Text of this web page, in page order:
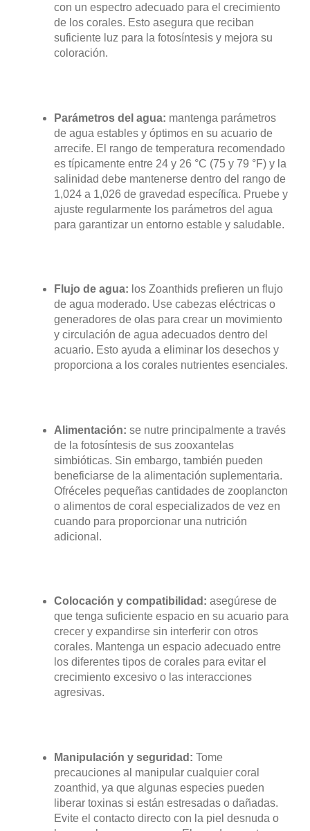
con un espectro adecuado para el crecimiento
de los corales. Esto asegura que reciban
suficiente luz para la fotosíntesis y mejora su
coloración.
Parámetros del agua: mantenga parámetros
de agua estables y óptimos en su acuario de
arrecife. El rango de temperatura recomendado
es típicamente entre 24 y 26 °C (75 y 79 °F) y la
salinidad debe mantenerse dentro del rango de
1,024 a 1,026 de gravedad específica. Pruebe y
ajuste regularmente los parámetros del agua
para garantizar un entorno estable y saludable.
Flujo de agua: los Zoanthids prefieren un flujo
de agua moderado. Use cabezas eléctricas o
generadores de olas para crear un movimiento
y circulación de agua adecuados dentro del
acuario. Esto ayuda a eliminar los desechos y
proporciona a los corales nutrientes esenciales.
Alimentación: se nutre principalmente a través
de la fotosíntesis de sus zooxantelas
simbióticas. Sin embargo, también pueden
beneficiarse de la alimentación suplementaria.
Ofréceles pequeñas cantidades de zooplancton
o alimentos de coral especializados de vez en
cuando para proporcionar una nutrición
adicional.
Colocación y compatibilidad: asegúrese de
que tenga suficiente espacio en su acuario para
crecer y expandirse sin interferir con otros
corales. Mantenga un espacio adecuado entre
los diferentes tipos de corales para evitar el
crecimiento excesivo o las interacciones
agresivas.
Manipulación y seguridad: Tome
precauciones al manipular cualquier coral
zoanthid, ya que algunas especies pueden
liberar toxinas si están estresadas o dañadas.
Evite el contacto directo con la piel desnuda o